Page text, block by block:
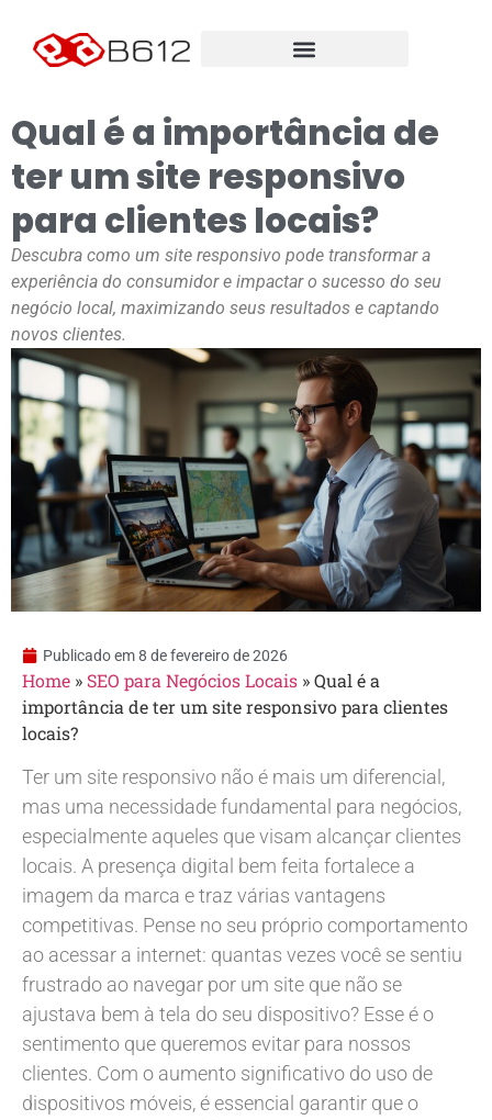
Qual é a importância de
ter um site responsivo
para clientes locais?
Descubra como um site responsivo pode transformar a
experiência do consumidor e impactar o sucesso do seu
negócio local, maximizando seus resultados e captando
novos clientes.
Publicado em8 de fevereiro de 2026
Home » SEO para Negócios Locais »Qual é a
importância de ter um site responsivo para clientes
locais?
Ter um site responsivo não é mais um diferencial,
mas uma necessidade fundamental para negócios,
especialmente aqueles que visam alcançar clientes
locais. A presença digital bem feita fortalece a
imagem da marca e traz várias vantagens
competitivas. Pense no seu próprio comportamento
ao acessar a internet: quantas vezes você se sentiu
frustrado ao navegar por um site que não se
ajustava bem à tela do seu dispositivo? Esse é o
sentimento que queremos evitar para nossos
clientes. Com o aumento significativo do uso de
dispositivos móveis, é essencial garantir que o